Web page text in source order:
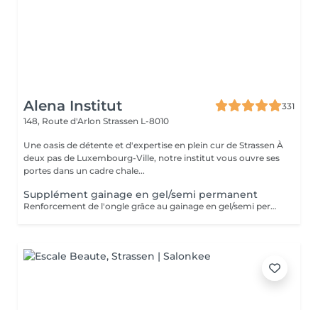
Alena Institut
331
148, Route d'Arlon Strassen L-8010
Une oasis de détente et d'expertise en plein cur de Strassen À
deux pas de Luxembourg-Ville, notre institut vous ouvre ses
portes dans un cadre chale...
Supplément gainage en gel/semi permanent
Renforcement de l'ongle grâce au gainage en gel/semi permanent, permettant une tenue de 4 semaines .